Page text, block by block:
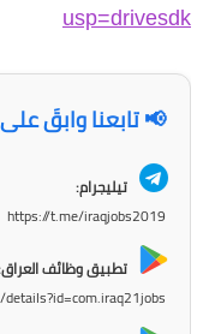
usp=drivesdk
📢 تابعنا وابقَ
تيليجرام:
https://t.me/iraqjobs2019
تطبيق وظائف